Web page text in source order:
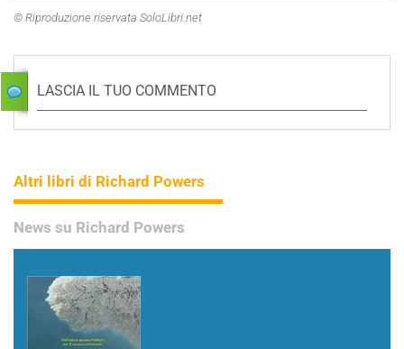
© Riproduzione riservata SoloLibri.net
LASCIA IL TUO COMMENTO
Altri libri di Richard Powers
News su Richard Powers